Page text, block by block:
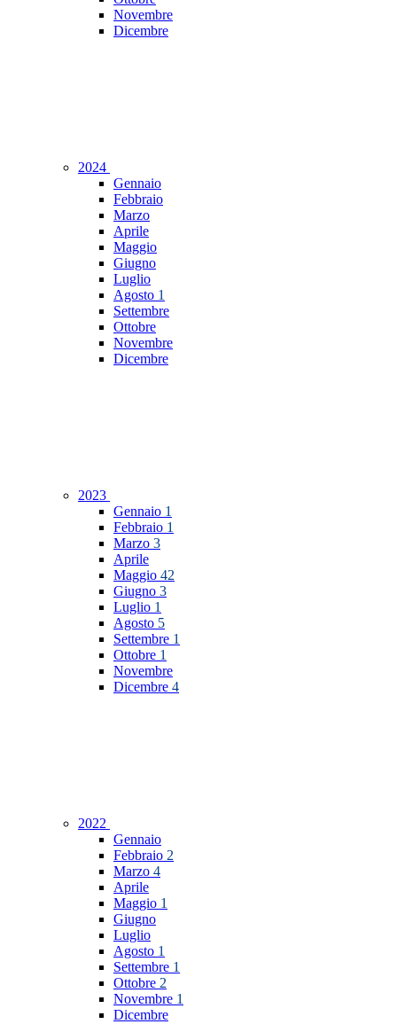
Novembre
Dicembre
2024
Gennaio
Febbraio
Marzo
Aprile
Maggio
Giugno
Luglio
Agosto 1
Settembre
Ottobre
Novembre
Dicembre
2023
Gennaio 1
Febbraio 1
Marzo 3
Aprile
Maggio 42
Giugno 3
Luglio 1
Agosto 5
Settembre 1
Ottobre 1
Novembre
Dicembre 4
2022
Gennaio
Febbraio 2
Marzo 4
Aprile
Maggio 1
Giugno
Luglio
Agosto 1
Settembre 1
Ottobre 2
Novembre 1
Dicembre